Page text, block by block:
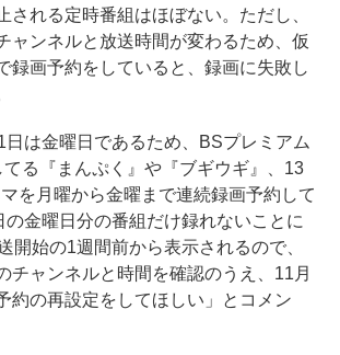
される定時番組はほぼない。ただし、
ャンネルと放送時間が変わるため、仮
録画予約をしていると、録画に失敗し
は金曜日であるため、BSプレミアム
る『まんぷく』や『ブギウギ』、13
を月曜から金曜まで連続録画予約して
の金曜日分の番組だけ録れないことに
開始の1週間前から表示されるので、
チャンネルと時間を確認のうえ、11月
約の再設定をしてほしい」とコメン